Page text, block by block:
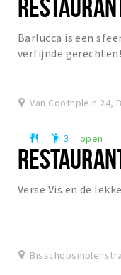
Barlucca is een
verfijnde
Van Coothplein 24,
restaurant emoji_people 3 open
Verse Vis en de